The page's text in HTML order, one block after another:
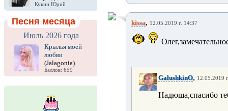
Кукин Юрий
Песня месяца
Июль 2026 года
Крылья моей
любви
(Jalagonia)
Баллов: 659
kissa, 12.05.2019 г. 14:37
GalushkinO, 12.05.2019
Надюша,спасибо